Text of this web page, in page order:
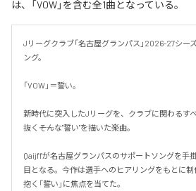
は、「VOW」を含む全1曲となっている。
Jリーグクラブ「名古屋グランパス」2026-27シー
ング。
「VOW」＝誓い。
新時代に突入したJリーグを、クラブに関わるす
抜く――そんな"誓い"を描いた楽曲。
Qaijffが名古屋グランパスのサポートソングを手
目となる。今作は選手へのヒアリングをもとに
抱く「誓い」に焦点を当てた。